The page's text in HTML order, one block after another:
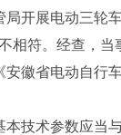
局开展电动三轮
相符。经查，
徽省电动自行
技术参数应当